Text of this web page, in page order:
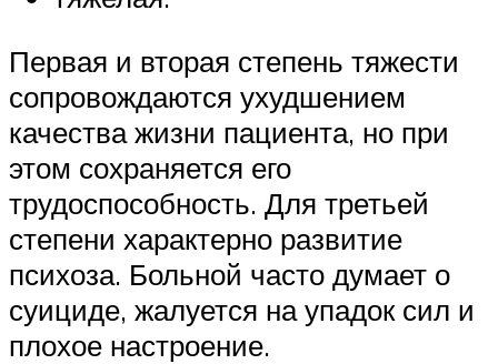
Первая и вторая степень тяжести
сопровождаются ухудшением
качества жизни пациента, но при
этом сохраняется его
трудоспособность. Для третьей
степени характерно развитие
психоза. Больной часто думает о
суициде, жалуется на упадок сил и
плохое настроение.